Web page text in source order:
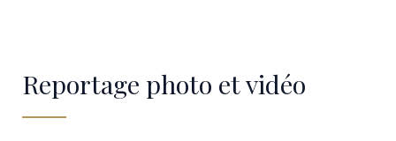
Reportage photo et vidéo